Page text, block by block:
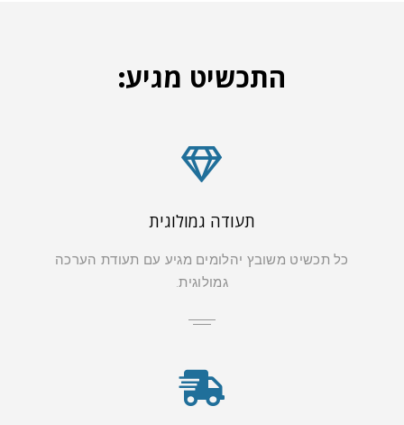
התכשיט מגיע:
תעודה גמולוגית
כל תכשיט משובץ יהלומים מגיע עם תעודת הערכה
גמולוגית.